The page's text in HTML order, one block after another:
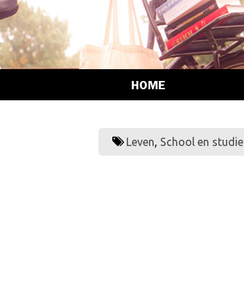
HOME
Leven, School en studie